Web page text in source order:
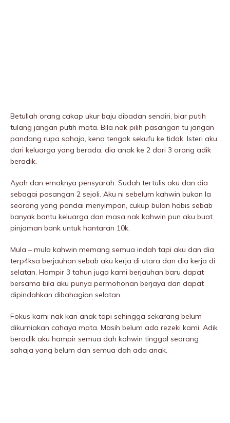
Betullah orang cakap ukur baju dibadan sendiri, biar putih
tulang jangan putih mata. Bila nak pilih pasangan tu jangan
pandang rupa sahaja, kena tengok sekufu ke tidak. Isteri aku
dari keluarga yang berada, dia anak ke 2 dari 3 orang adik
beradik.
Ayah dan emaknya pensyarah. Sudah tertulis aku dan dia
sebagai pasangan 2 sejoli. Aku ni sebelum kahwin bukan la
seorang yang pandai menyimpan, cukup bulan habis sebab
banyak bantu keluarga dan masa nak kahwin pun aku buat
pinjaman bank untuk hantaran 10k.
Mula – mula kahwin memang semua indah tapi aku dan dia
terp4ksa berjauhan sebab aku kerja di utara dan dia kerja di
selatan. Hampir 3 tahun juga kami berjauhan baru dapat
bersama bila aku punya permohonan berjaya dan dapat
dipindahkan dibahagian selatan.
Fokus kami nak kan anak tapi sehingga sekarang belum
dikurniakan cahaya mata. Masih belum ada rezeki kami. Adik
beradik aku hampir semua dah kahwin tinggal seorang
sahaja yang belum dan semua dah ada anak.